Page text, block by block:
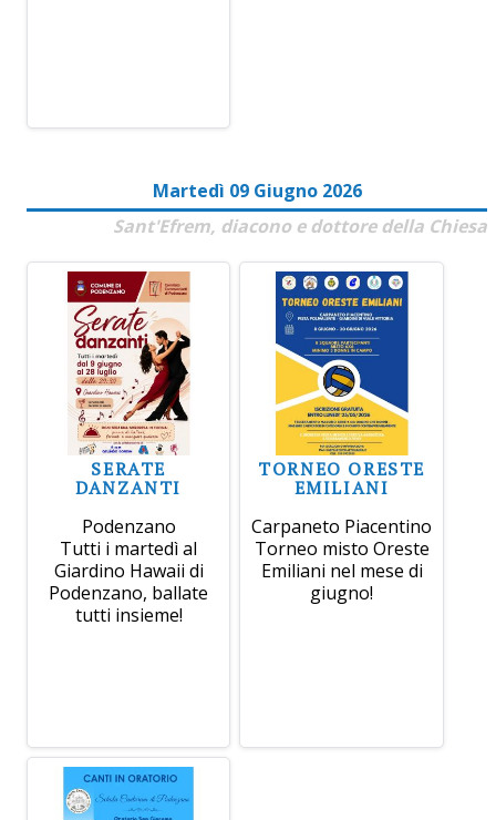
Martedì 09 Giugno 2026
Sant'Efrem, diacono e dottore della Chiesa
SERATE
DANZANTI
Podenzano
Tutti i martedì al
Giardino Hawaii di
Podenzano, ballate
tutti insieme!
TORNEO ORESTE
EMILIANI
Carpaneto Piacentino
Torneo misto Oreste
Emiliani nel mese di
giugno!